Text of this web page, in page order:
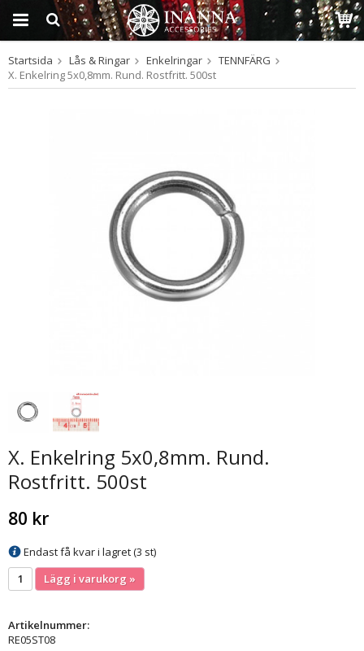
Produkten har blivit
tillagd i varukorgen
Startsida Lås & Ringar Enkelringar
TENNFÄRG
X. Enkelring 5x0,8mm. Rund. Rostfritt. 500st
X. Enkelring 5x0,8mm. Rund.
Rostfritt. 500st
80 kr
Endast få kvar i lagret (3 st)
Lägg i varukorg »
Artikelnummer:
RE05ST08